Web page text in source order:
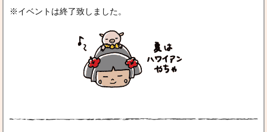
※イベントは終了致しました。